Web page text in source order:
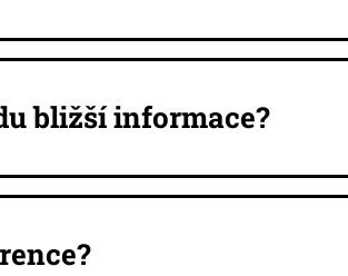
bližší informace?